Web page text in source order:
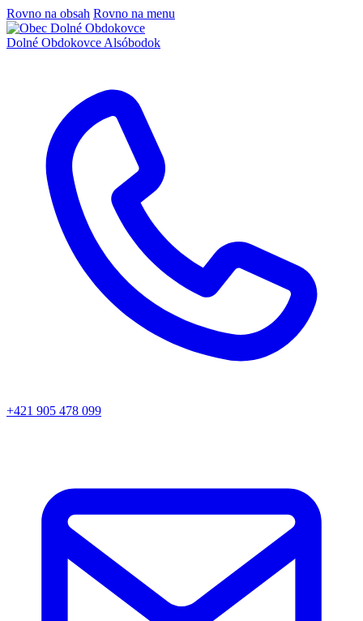
Rovno na obsah Rovno na menu
Dolné Obdokovce Alsóbodok
+421 905 478 099